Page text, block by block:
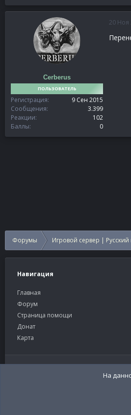
Cerberus
ПОЛЬЗОВАТЕЛЬ
Регистрация
9 Сен 2015
Сообщения
3.399
Реакции
102
Баллы
0
20 Ноя
Форумы Игровой сервер |
Навигация
Главная
Форум
Страница помощи
Донат
Карта
Russian (RU)